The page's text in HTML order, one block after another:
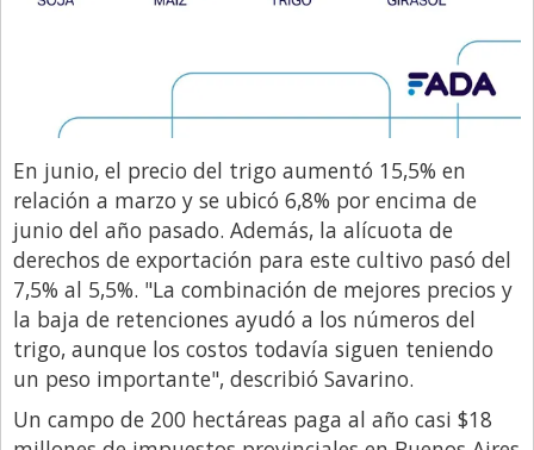
En junio, el precio del trigo aumentó 15,5% en
relación a marzo y se ubicó 6,8% por encima de
junio del año pasado. Además, la alícuota de
derechos de exportación para este cultivo pasó del
7,5% al 5,5%. "La combinación de mejores precios y
la baja de retenciones ayudó a los números del
trigo, aunque los costos todavía siguen teniendo
un peso importante", describió Savarino.
Un campo de 200 hectáreas paga al año casi $18